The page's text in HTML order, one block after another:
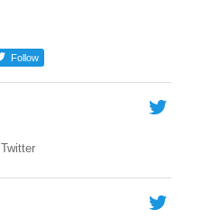
Follow
Twitter